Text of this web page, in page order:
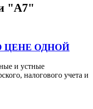
"А7"
ЦЕНЕ ОДНОЙ
и устные
налогового учета и